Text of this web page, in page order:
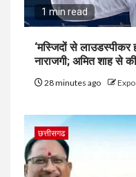
1 min read
‘मस्जिदों से
नाराजगी; अमित शाह से
28 minutes ago
छत्तीसगढ